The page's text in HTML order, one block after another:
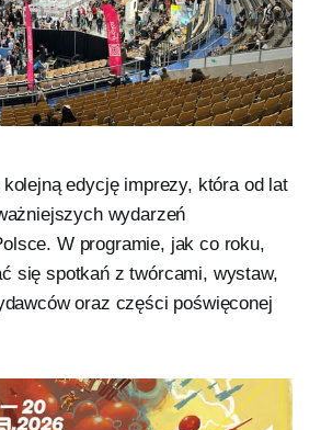
kolejną edycję imprezy, która od lat
wydarzeń
W programie, jak co roku,
się spotkań z twórcami, wystaw,
oraz części poświęconej